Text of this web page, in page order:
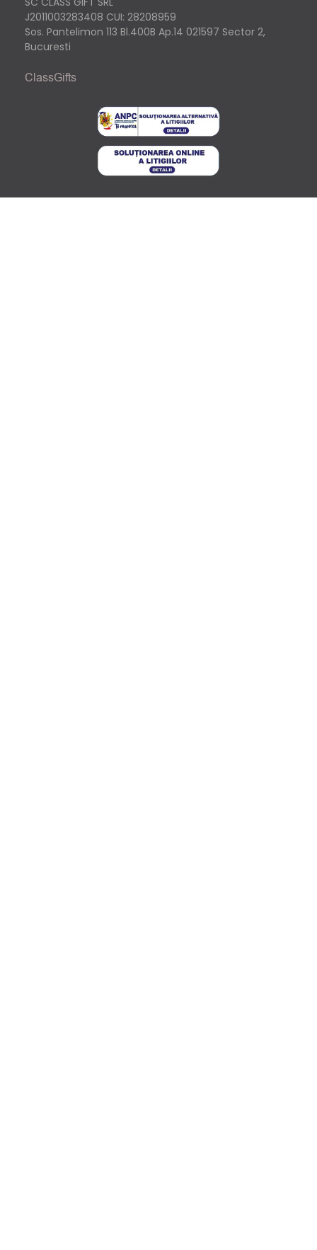
J2011003283408 CUI: 28208959
Sos. Pantelimon 113 Bl.400B Ap.14 021597 Sector 2,
Bucuresti
ClassGifts